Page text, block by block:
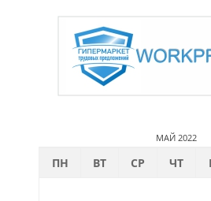
МАЙ 2022
ПН ВТ СР ЧТ